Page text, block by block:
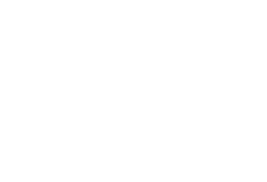
L’adoption de
pour le frontend permet
chargement des pages.
qu’esthétique mais vise à